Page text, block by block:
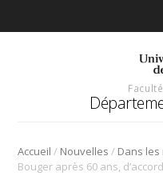
Accueil / Nouvelles / Dans les